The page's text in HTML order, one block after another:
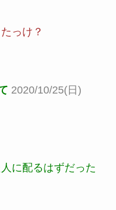
っけ？
2020/10/25(日)
に配るはずだった